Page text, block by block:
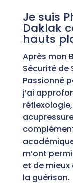
Je suis
Daklak
hauts
Après mon
Sécurité de
Passionné
j’ai
m’ont
et de
la guérison.